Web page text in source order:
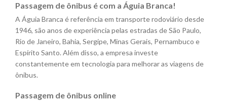
passagem de ônibus?
Posso viajar com meu animal de estimação?
viajar?
Passagem de ônibus é com a Águia Branca!
A Águia Branca é referência em transporte rodoviário desde
1946, são anos de experiência pelas estradas de São Paulo,
Rio de Janeiro, Bahia, Sergipe, Minas Gerais, Pernambuco e
Espírito Santo. Além disso, a empresa investe
constantemente em tecnologia para melhorar as viagens de
ônibus.
Passagem de ônibus online